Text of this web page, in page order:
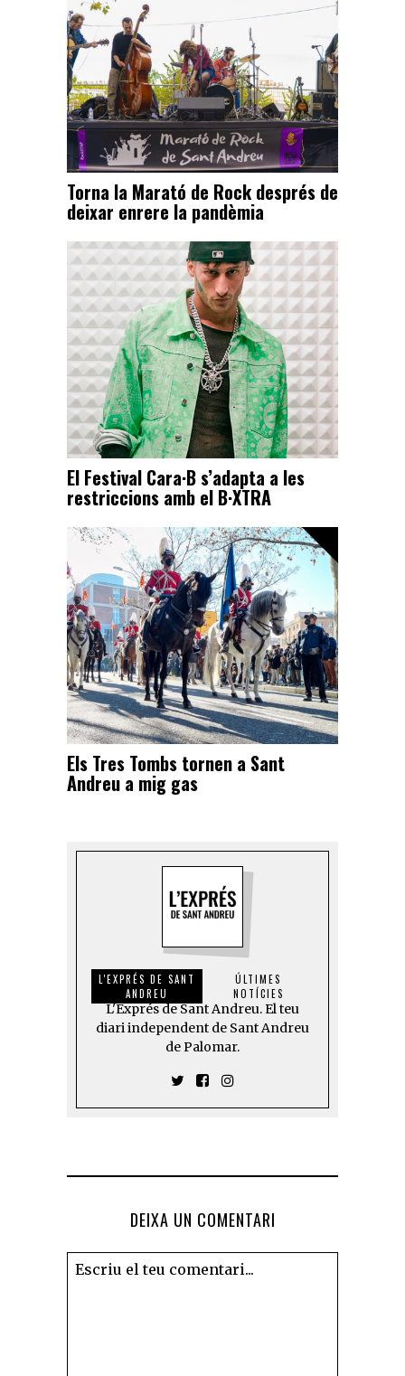
Torna la Marató de Rock després de
deixar enrere la pandèmia
El Festival Cara·B s’adapta a les
restriccions amb el B·XTRA
Els Tres Tombs tornen a Sant
Andreu a mig gas
L'EXPRÉS DE SANT
ANDREU
ÚLTIMES
NOTÍCIES
L'Exprés de Sant Andreu. El teu
diari independent de Sant Andreu
de Palomar.
DEIXA UN COMENTARI